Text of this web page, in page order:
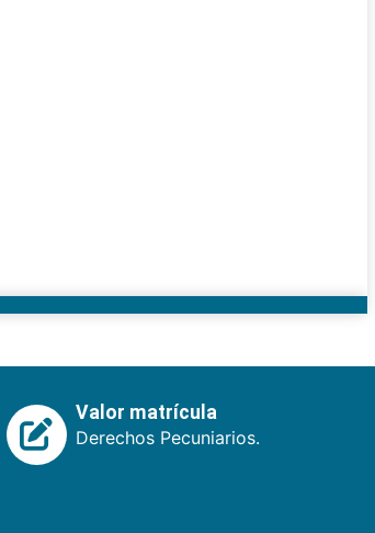
Valor matrícula
Derechos Pecuniarios.